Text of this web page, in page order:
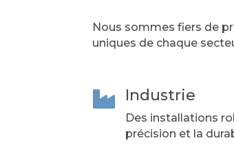
Nous sommes fiers de
uniques de chaque
 Industrie
Des installations
précision et la